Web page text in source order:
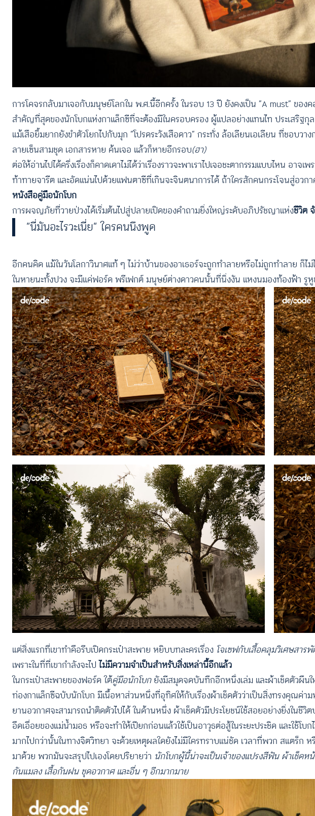
การโคจรกลับมาเจอกับมนุษย์โลกใน พ.ศ.นี้อีกครั้ง ในรอบ 13 ปี ยังคงเป็น “A must” ขอ
สำคัญที่สุดของนักโบกแห่งกาแล็กซีที่จะต้องมีในครอบครอง ผู้แปลอย่างแทนไท ประเสริฐกุ
แม้เสือยิ้มยากยังขำตัวโยกไปกับมุก “โปรดระวังเสือดาว” กระทั่ง ล้อเลียนเอเลียน ที่ชอบว
ลายเซ็นสามชุด เอกสารหาย ค้นเจอ แล้วก็หายอีกรอบ(ฮา)
ต่อให้อ่านไปได้ครึ่งเรื่องก็คาดเดาไม่ได้ว่าเรื่องราวจะพาเราไปเจอชะตากรรมแบบไหน อา
ท้าทายจารีต และอัดแน่นไปด้วยแฟนตาซีที่เกินจะจินตนาการได้ ถ้าใครสักคนกระโจนสู่อว
หนังสือคู่มือนักโบก
การผจญภัยที่วายป่วงได้เริ่มต้นไปสู่ปลายเปิดของคำถามยิ่งใหญ่ระดับอภิปรัชญาแห่งชีวิต
“นี่มันอะไรวะเนี่ย” ใครคนนึงพูด
อีกคนคิด แม้ในวันโลกาวินาศแท้ ๆ ไม่ว่าบ้านของอาเธอร์จะถูกทำลายหรือไม่ถูกทำลาย ก็
ในหายนะทั้งปวง จะมีแค่ฟอร์ด พรีเฟกต์ มนุษย์ต่างดาวคนนั้นที่นิ่งงัน แหงนมองท้องฟ้า รูหู
แต่สิ่งแรกที่เขาทำคือรีบเปิดกระเป๋าสะพาย หยิบบทละครเรื่อง โจเซฟกับเสื้อคลุมวิเศษสาร
เพราะในที่ที่เขากำลังจะไปไม่มีความจำเป็นสำหรับสิ่งเหล่านี้อีกแล้ว
ในกระเป๋าสะพายของฟอร์ด ใต้คู่มือนักโบกยังมีสมุดจดบันทึกอีกหนึ่งเล่ม และผ้าเช็ดตัวผืน
ท่องกาแล็กซีฉบับนักโบก มีเนื้อหาส่วนหนึ่งที่อุทิศให้กับเรื่องผ้าเช็ดตัวว่าเป็นสิ่งทรงคุณค่า
ยานอวกาศจะสามารถนำติดตัวไปได้ ในด้านหนึ่ง ผ้าเช็ดตัวมีประโยชน์ใช้สอยอย่างยิ่งในชีวิ
อืดเอื่อยของแม่น้ำมอธ หรือจะทำให้เปียกก่อนแล้วใช้เป็นอาวุธต่อสู้ในระยะประชิด และใช้
มากไปกว่านั้นในทางจิตวิทยา จะด้วยเหตุผลใดยังไม่มีใครทราบแน่ชัด เวลาที่พวก สแตร็
มาด้วย พวกมันจะสรุปไปเองโดยปริยายว่า นักโบกผู้นี้น่าจะเป็นเจ้าของแปรงสีฟัน ผ้าเช็ด
กันแมลง เสื้อกันฝน ชุดอวกาศ และอื่น ๆ อีกมากมาย